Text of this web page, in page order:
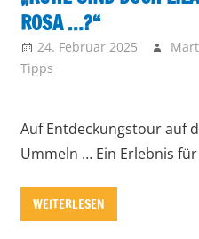
ROSA …?“
24. Februar 2025
Tipps
Auf Entdeckungstour auf
Ummeln … Ein Erlebnis
WEITERLESEN